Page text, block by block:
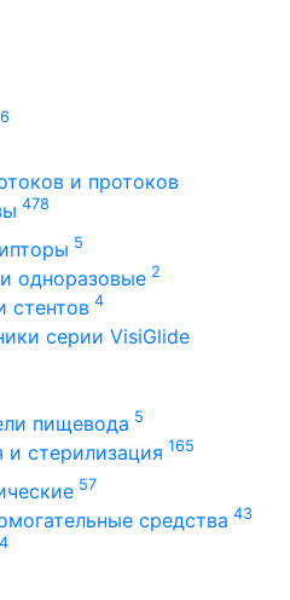
и протоков
478
5
одноразовые 2
стентов 4
серии VisiGlide
пищевода 5
и стерилизация 165
57
средства 43